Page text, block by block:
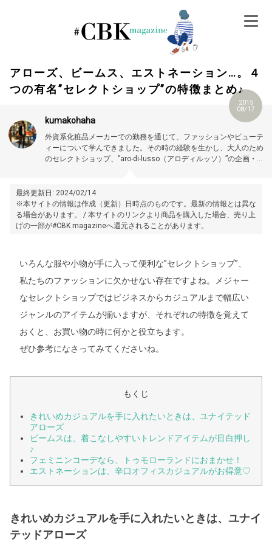
アローズ、ビームス、エストネーション…。４
つの有名”セレクトショップ”の特徴まとめ♪
2015
08/17
kumakohaha
外資系化粧品メーカーでの勤務を通じて、ファッションやビューテ
ィーについて学んできました。その時の経験を生かし、大人のため
のセレクトショップ、”aro-di-lusso（アロディルッソ）”の企画・運
に、カジュアルからビジネスまで幅広く着こなすのが目標です！
lusso（アロディルッソ）
最終更新日: 2024/02/14
※本サイトの情報は作成（更新）日時点のものです。最新の情報とは異な
る場合があります。 / 本サイトのリンクより商品を購入した場合、売り上
げの一部が#CBK magazineへ還元されることがあります。
いろんな服や小物が手に入って便利な”セレクトショップ”、
私たちのファッションに欠かせない存在ですよね。メジャー
なセレクトショップではビジネスからカジュアルまで幅広い
ジャンルのアイテムが揃いますが、それぞれの特徴を覚えて
おくと、お買い物の時に何かと役立ちます。
ぜひ参考になさってみてくださいね。
もくじ
きれいめカジュアルを手に入れたいときは、ユナイテッド
アローズ
ビームスは、着こなしやすいトレンドアイテムが目白押し
♪
フェミニンコーデなら、トゥモローランドにおまかせ！
エストネーションは、辛口オフィスカジュアルがお得意♡
きれいめカジュアルを手に入れたいときは、ユナイ
テッドアローズ